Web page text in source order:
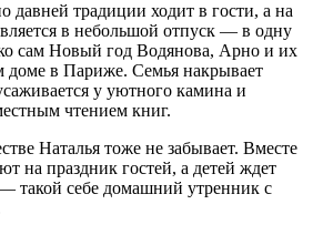
давней традиции ходит в гости, а на
в небольшой отпуск — в одну
сам Новый год Водянова, Арно и их
доме в Париже. Семья накрывает
у уютного камина и
чтением книг.
Наталья тоже не забывает. Вместе
на праздник гостей, а детей ждет
такой себе домашний утренник с